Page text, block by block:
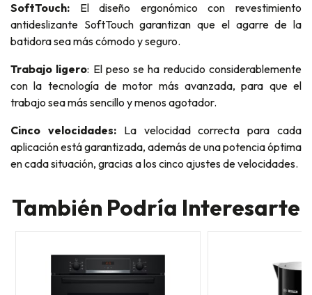
SoftTouch: El diseño ergonómico con revestimiento
antideslizante SoftTouch garantizan que el agarre de la
batidora sea más cómodo y seguro.
Trabajo ligero: El peso se ha reducido considerablemente
con la tecnología de motor más avanzada, para que el
trabajo sea más sencillo y menos agotador.
Cinco velocidades:La velocidad correcta para cada
aplicación está garantizada, además de una potencia óptima
en cada situación, gracias a los cinco ajustes de velocidades.
También Podría Interesarte